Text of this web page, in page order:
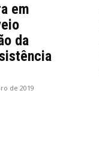
em
da
de 2019